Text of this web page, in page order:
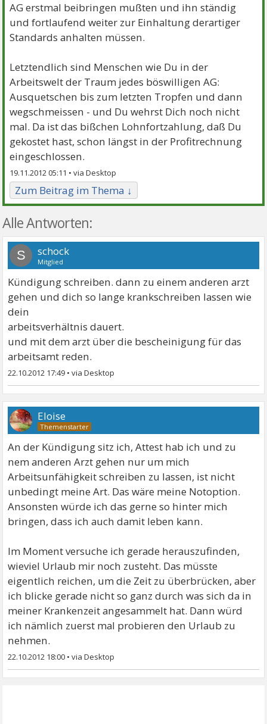
AG erstmal beibringen mußten und ihn ständig
und fortlaufend weiter zur Einhaltung derartiger
Standards anhalten müssen.
Letztendlich sind Menschen wie Du in der
Arbeitswelt der Traum jedes böswilligen AG:
Ausquetschen bis zum letzten Tropfen und dann
wegschmeissen - und Du wehrst Dich noch nicht
mal. Da ist das bißchen Lohnfortzahlung, daß Du
gekostet hast, schon längst in der Profitrechnung
eingeschlossen.
19.11.2012 05:11 •
Zum Beitrag im Thema ↓
Alle Antworten:
S schock
Mitglied
Kündigung schreiben. dann zu einem anderen arzt
gehen und dich so lange krankschreiben lassen wie
dein
arbeitsverhältnis dauert.
und mit dem arzt über die bescheinigung für das
arbeitsamt reden.
22.10.2012 17:49 •
Eloise
An der Kündigung sitz ich, Attest hab ich und zu
nem anderen Arzt gehen nur um mich
Arbeitsunfähigkeit schreiben zu lassen, ist nicht
unbedingt meine Art. Das wäre meine Notoption.
Ansonsten würde ich das gerne so hinter mich
bringen, dass ich auch damit leben kann.
Im Moment versuche ich gerade herauszufinden,
wieviel Urlaub mir noch zusteht. Das müsste
eigentlich reichen, um die Zeit zu überbrücken, aber
ich blicke gerade nicht so ganz durch was sich da in
meiner Krankenzeit angesammelt hat. Dann würd
ich nämlich zuerst mal probieren den Urlaub zu
nehmen.
22.10.2012 18:00 •